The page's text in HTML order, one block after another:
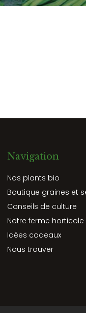
Navigation
Nos plants bio
Boutique graines et
Conseils de culture
Notre ferme horticole
Idées cadeaux
Nous trouver